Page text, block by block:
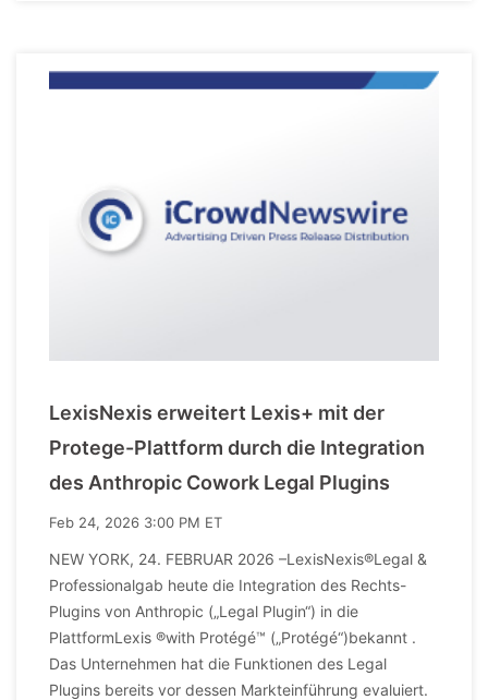
LexisNexis erweitert Lexis+ mit der
Protege-Plattform durch die Integration
des Anthropic Cowork Legal Plugins
Feb 24, 2026 3:00 PM ET
NEW YORK, 24. FEBRUAR 2026 –LexisNexis®Legal &
Professionalgab heute die Integration des Rechts-
Plugins von Anthropic („Legal Plugin“) in die
PlattformLexis ®with Protégé™ („Protégé“)bekannt .
Das Unternehmen hat die Funktionen des Legal
Plugins bereits vor dessen Markteinführung evaluiert.